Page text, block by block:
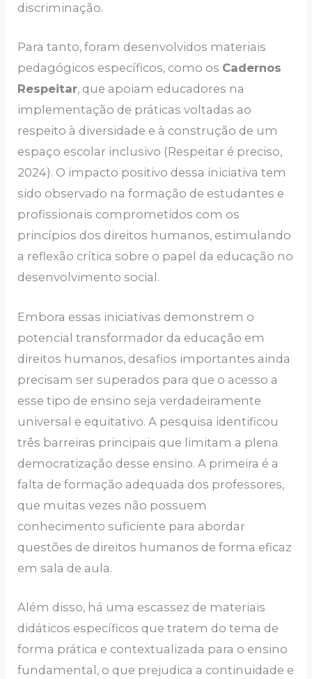
discriminação.
Para tanto, foram desenvolvidos materiais
pedagógicos específicos, como os Cadernos
Respeitar, que apoiam educadores na
implementação de práticas voltadas ao
respeito à diversidade e à construção de um
espaço escolar inclusivo (Respeitar é preciso,
2024). O impacto positivo dessa iniciativa tem
sido observado na formação de estudantes e
profissionais comprometidos com os
princípios dos direitos humanos, estimulando
a reflexão crítica sobre o papel da educação no
desenvolvimento social.
Embora essas iniciativas demonstrem o
potencial transformador da educação em
direitos humanos, desafios importantes ainda
precisam ser superados para que o acesso a
esse tipo de ensino seja verdadeiramente
universal e equitativo. A pesquisa identificou
três barreiras principais que limitam a plena
democratização desse ensino. A primeira é a
falta de formação adequada dos professores,
que muitas vezes não possuem
conhecimento suficiente para abordar
questões de direitos humanos de forma eficaz
em sala de aula.
Além disso, há uma escassez de materiais
didáticos específicos que tratem do tema de
forma prática e contextualizada para o ensino
fundamental, o que prejudica a continuidade e